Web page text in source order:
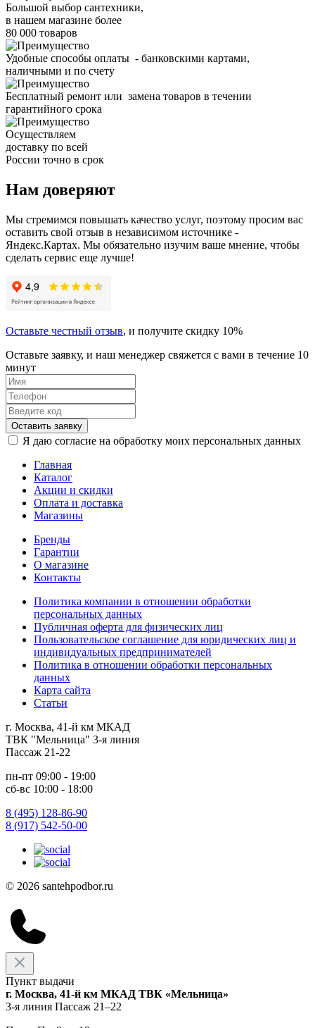
Большой выбор сантехники,
в нашем магазине более
80 000 товаров
Удобные способы оплаты - банковскими картами,
наличными и по счету
Бесплатный ремонт или замена товаров в течении
гарантийного срока
Осуществляем
доставку по всей
России точно в срок
Нам доверяют
Мы стремимся повышать качество услуг, поэтому просим вас
оставить свой отзыв в независимом источнике -
Яндекс.Картах. Мы обязательно изучим ваше мнение, чтобы
сделать сервис еще лучше!
Оставьте честный отзыв, и получите скидку 10%
Оставьте заявку, и наш менеджер свяжется с вами в течение 10
минут
Оставить заявку
Я даю согласие на обработку моих персональных данных
Главная
Каталог
Акции и скидки
Оплата и доставка
Магазины
Бренды
Гарантии
О магазине
Контакты
Политика компании в отношении обработки
персональных данных
Публичная оферта для физических лиц
Пользовательское соглашение для юридических лиц и
индивидуальных предпринимателей
Политика в отношении обработки персональных
данных
Карта сайта
Статьи
г. Москва, 41-й км МКАД
ТВК "Мельница" 3-я линия
Пассаж 21-22
пн-пт 09:00 - 19:00
сб-вс 10:00 - 18:00
8 (495) 128-86-90
8 (917) 542-50-00
© 2026 santehpodbor.ru
Пункт выдачи
г. Москва, 41-й км МКАД ТВК «Мельница»
3-я линия Пассаж 21–22